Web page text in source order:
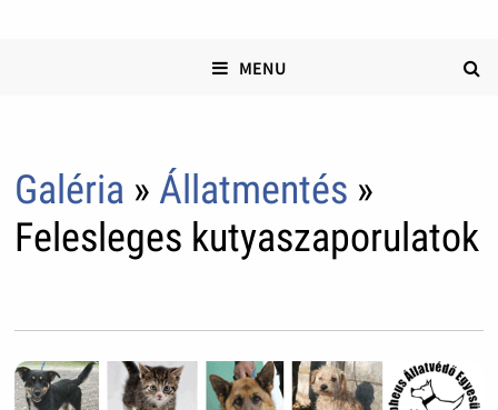
MENU
Galéria » Állatmentés »
Felesleges kutyaszaporulatok